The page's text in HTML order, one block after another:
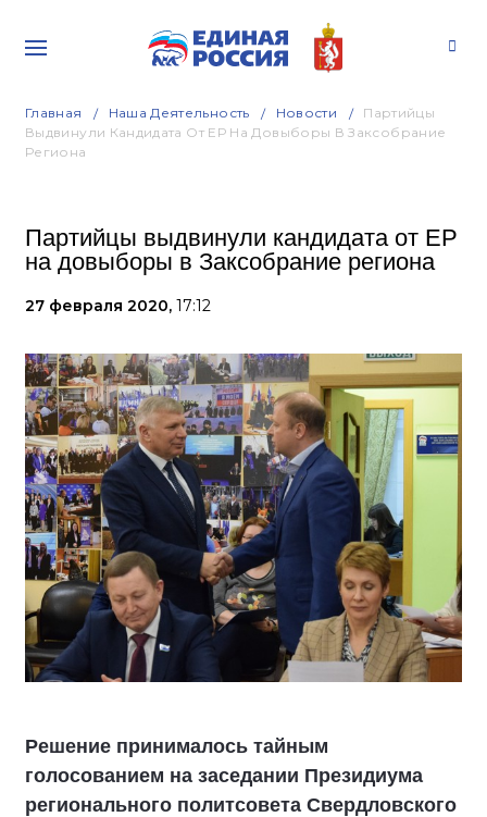
Главная Наша Деятельность Новости
Партийцы
Выдвинули Кандидата От ЕР На Довыборы В Заксобрание
Региона
Партийцы выдвинули кандидата от ЕР
на довыборы в Заксобрание региона
27 февраля 2020, 17:12
Решение принималось тайным
голосованием на заседании Президиума
регионального политсовета Свердловского